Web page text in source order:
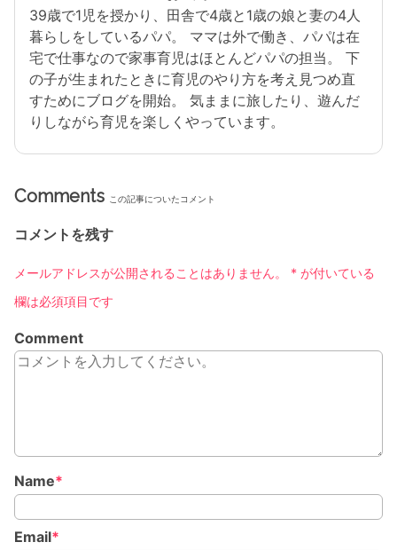
39歳で1児を授かり、田舎で4歳と1歳の娘と妻の4人
暮らしをしているパパ。 ママは外で働き、パパは在
宅で仕事なので家事育児はほとんどパパの担当。 下
の子が生まれたときに育児のやり方を考え見つめ直
すためにブログを開始。 気ままに旅したり、遊んだ
りしながら育児を楽しくやっています。
Comments この記事についたコメント
コメントを残す
メールアドレスが公開されることはありません。 * が付いている
欄は必須項目です
Comment
Name*
Email*